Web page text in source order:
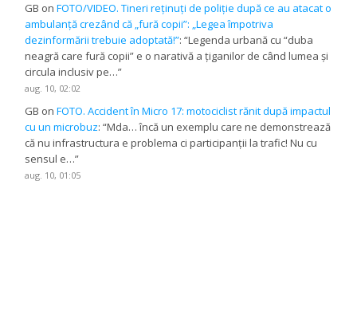
GB onFOTO/VIDEO. Tineri reținuți de poliție după ce au atacat o
ambulanță crezând că „fură copii”: „Legea împotriva
dezinformării trebuie adoptată!”: “Legenda urbană cu “duba
neagră care fură copii” e o narativă a țiganilor de când lumea și
circula inclusiv pe…”
aug. 10, 02:02
GB onFOTO. Accident în Micro 17: motociclist rănit după impactul
cu un microbuz: “Mda… încă un exemplu care ne demonstrează
că nu infrastructura e problema ci participanții la trafic! Nu cu
sensul e…”
aug. 10, 01:05